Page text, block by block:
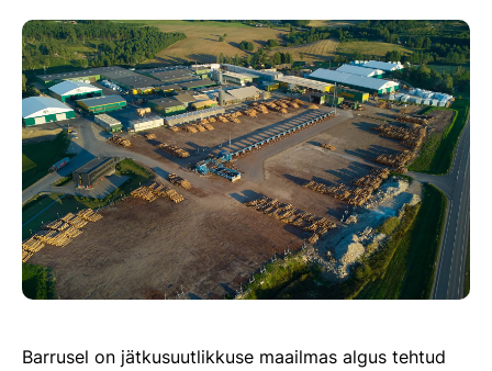
Barrusel on jätkusuutlikkuse maailmas algus tehtud